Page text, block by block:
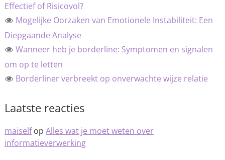
Effectief of Risicovol?
Mogelijke Oorzaken van Emotionele Instabiliteit: Een
Diepgaande Analyse
Wanneer heb je borderline: Symptomen en signalen
om op te letten
Borderliner verbreekt op onverwachte wijze relatie
Laatste reacties
maiselfop Alles wat je moet weten over
informatieverwerking